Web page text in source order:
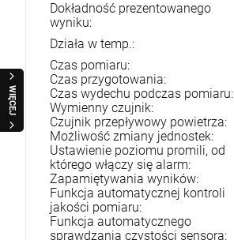
WIĘCEJ
Dokładność prezentowanego
wyniku:
Działa w temp.:
Czas pomiaru:
Czas przygotowania:
Czas wydechu podczas pomiaru:
Wymienny czujnik:
Czujnik przepływowy powietrza:
Możliwość zmiany jednostek:
Ustawienie poziomu promili, od
którego włączy się alarm:
Zapamiętywania wyników:
Funkcja automatycznej kontroli
jakości pomiaru:
Funkcja automatycznego
sprawdzania czystości sensora: